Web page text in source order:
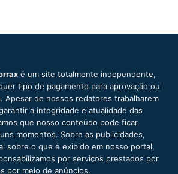
é um site totalmente independente,
tipo de pagamento para aprovação ou
Apesar de nossos redatores trabalharem
a integridade e atualidade das
que nosso conteúdo pode ficar
momentos. Sobre as publicidades,
sobre o que é exibido em nosso portal,
por serviços prestados por
por meio de anúncios.